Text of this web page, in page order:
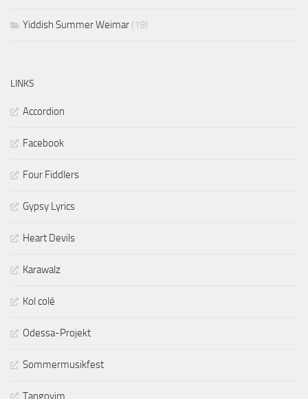
Yiddish Summer Weimar (19)
LINKS
Accordion
Facebook
Four Fiddlers
Gypsy Lyrics
Heart Devils
Karawalz
Kol colé
Odessa-Projekt
Sommermusikfest
Tangoyim